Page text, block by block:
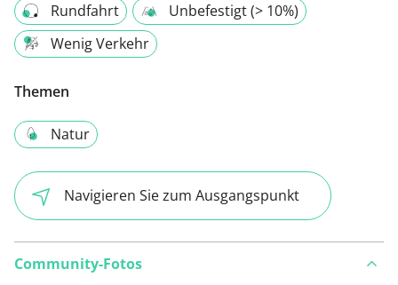
Rundfahrt
Unbefestigt (> 10%)
Wenig Verkehr
Themen
Natur
Navigieren Sie zum Ausgangspunkt
Community-Fotos